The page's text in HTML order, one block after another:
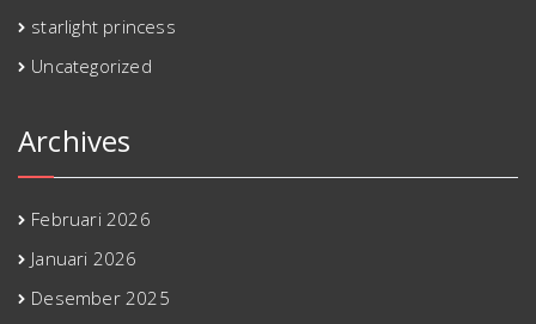
starlight princess
Uncategorized
Archives
Februari 2026
Januari 2026
Desember 2025